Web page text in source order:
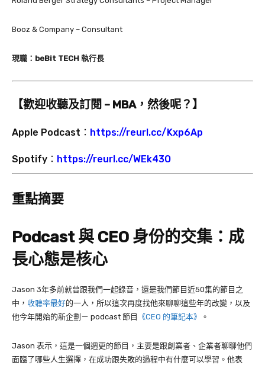
Booz & Company – Consultant
現職：beBit TECH 執行長
【歡迎收聽及訂閱 – MBA，然後呢？】
Apple Podcast： https://reurl.cc/Kxp6Ap
Spotify： https://reurl.cc/WEk43O
重點摘要
Podcast 與 CEO 身份的交集：成
長心態是核心
Jason 3年多前就曾跟我們一起錄音，還是我們節目近50集的節目之
中， 收聽率最好的一人，所以這次再度找他來聊聊這些年的改變，以及
他今年開始的新企劃－ podcast 節目
《CEO 的筆記本》 。
Jason 表示，這是一個週更的節目，主要是跟創業者、企業者聊聊他們
面臨了哪些人生選擇，在成功跟失敗的過程中有什麼可以學習。他表